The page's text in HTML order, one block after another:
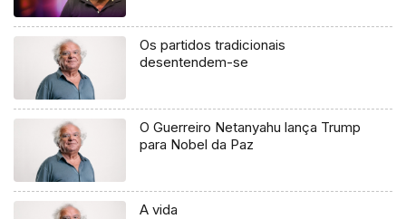
Os partidos tradicionais
desentendem-se
O Guerreiro Netanyahu lança Trump
para Nobel da Paz
A vida